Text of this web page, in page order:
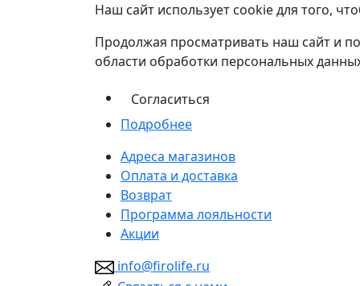
Наш сайт использует cookie для того,
Продолжая просматривать наш сайт и
области обработки персональных
Согласиться
Подробнее
Адреса магазинов
Оплата и доставка
Возврат
Программа лояльности
Акции
info@firolife.ru